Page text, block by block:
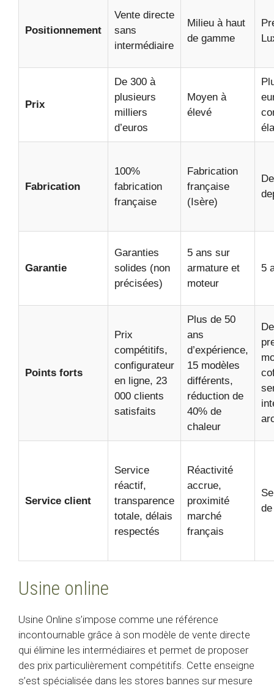
Positionnement
Vente directe
sans
intermédiaire
Milieu à haut
de gamme
Prix
De 300 à
plusieurs
milliers
d’euros
Moyen à
élevé
Fabrication
100%
fabrication
française
Fabrication
française
(Isère)
Garantie
Garanties
solides (non
précisées)
5 ans sur
armature et
moteur
5
Points forts
Prix
compétitifs,
configurateur
en ligne, 23
000 clients
satisfaits
Plus de 50
ans
d’expérience,
15 modèles
différents,
réduction de
40% de
chaleur
Service client
Service
réactif,
transparence
totale, délais
respectés
Réactivité
accrue,
proximité
marché
français
Usine online
Usine Online s’impose comme une référence
incontournable grâce à son modèle de vente directe
qui élimine les intermédiaires et permet de proposer
des prix particulièrement compétitifs. Cette enseigne
s’est spécialisée dans les stores bannes sur mesure